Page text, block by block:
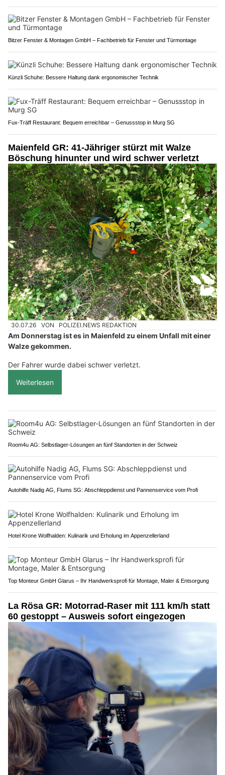
Bitzer Fenster & Montagen GmbH – Fachbetrieb für Fenster und Türmontage
Künzli Schuhe: Bessere Haltung dank ergonomischer Technik
Fux-Träff Restaurant: Bequem erreichbar – Genussstop in Murg SG
Maienfeld GR: 41-Jähriger stürzt mit Walze
Böschung hinunter und wird schwer verletzt
30.07.26 VON POLIZEI.NEWS REDAKTION
Am Donnerstag ist es in Maienfeld zu einem Unfall mit einer
Walze gekommen.
Der Fahrer wurde dabei schwer verletzt.
Weiterlesen
Room4u AG: Selbstlager-Lösungen an fünf Standorten in der Schweiz
Autohilfe Nadig AG, Flums SG: Abschleppdienst und Pannenservice vom Profi
Hotel Krone Wolfhalden: Kulinarik und Erholung im Appenzellerland
Top Monteur GmbH Glarus – Ihr Handwerksprofi für Montage, Maler & Entsorgung
La Rösa GR: Motorrad-Raser mit 111 km/h statt
60 gestoppt – Ausweis sofort eingezogen